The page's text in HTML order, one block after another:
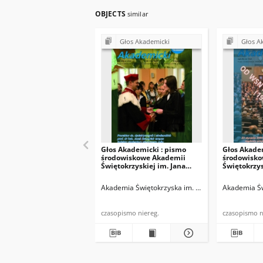
OBJECTS similar
Głos Akademicki
Głos Akademicki : pismo
środowiskowe Akademii
Świętokrzyskiej im. Jana
2007, R. XIV, nr 3 (52) :
listopad 2007
Akademia Świętokrzyska im. Jana
czasopismo niereg.
Głos
Głos
2008, R.
2008
Akademia